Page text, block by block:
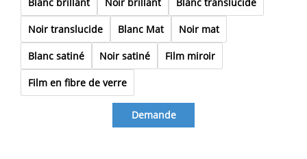
Noir translucide Blanc Mat Noir mat
Blanc satiné Noir satiné Film miroir
Film en fibre de verre
Demande